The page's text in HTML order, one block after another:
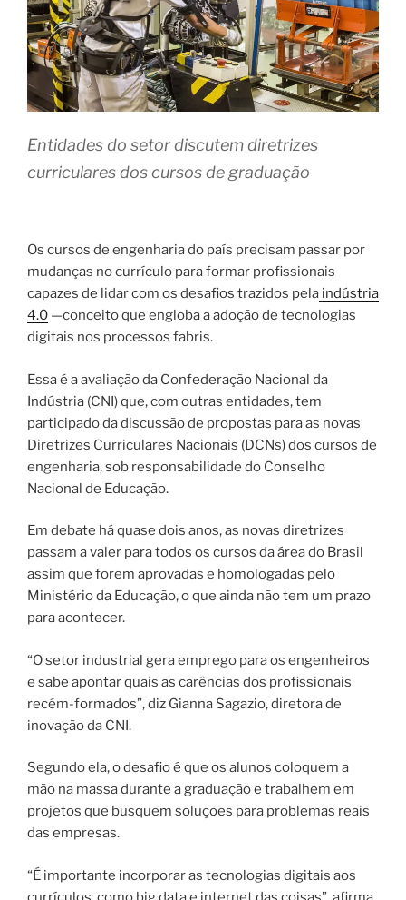
carreira”
Entidades do setor discutem diretrizes
curriculares dos cursos de graduação
Os cursos de engenharia do país precisam passar por
mudanças no currículo para formar profissionais
capazes de lidar com os desafios trazidos pela indústria
4.0 —conceito que engloba a adoção de tecnologias
digitais nos processos fabris.
Essa é a avaliação da Confederação Nacional da
Indústria (CNI) que, com outras entidades, tem
participado da discussão de propostas para as novas
Diretrizes Curriculares Nacionais (DCNs) dos cursos de
engenharia, sob responsabilidade do Conselho
Nacional de Educação.
Em debate há quase dois anos, as novas diretrizes
passam a valer para todos os cursos da área do Brasil
assim que forem aprovadas e homologadas pelo
Ministério da Educação, o que ainda não tem um prazo
para acontecer.
“O setor industrial gera emprego para os engenheiros
e sabe apontar quais as carências dos profissionais
recém-formados”, diz Gianna Sagazio, diretora de
inovação da CNI.
Segundo ela, o desafio é que os alunos coloquem a
mão na massa durante a graduação e trabalhem em
projetos que busquem soluções para problemas reais
das empresas.
“É importante incorporar as tecnologias digitais aos